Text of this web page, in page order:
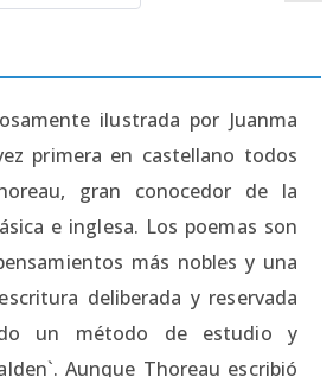
ilustrada por Juanma
primera en castellano todos
gran conocedor de la
e inglesa. Los poemas son
más nobles y una
deliberada y reservada
un método de estudio y
Aunque Thoreau escribió